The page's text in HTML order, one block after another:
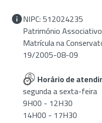
NIPC: 512024235
Património
Matrícula na
19/2005-08-09
Horário de
segunda a sexta-feira
9H00 - 12H30
14H00 - 17H30